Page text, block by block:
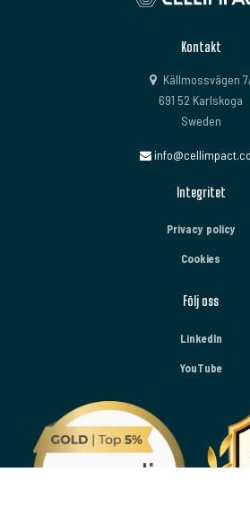
Kontakt
Källmossvägen
691 52 Karlskoga
Sweden
Integritet
Privacy policy
Cookies
Följ oss
LinkedIn
YouTube